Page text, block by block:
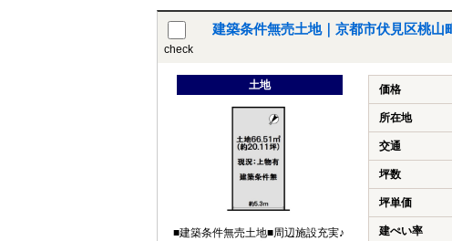
check
建築条件無売土地｜京都市伏見区桃山
土地
■建築条件無売土地■周辺施設充実♪
価格
所在地
交通
坪数
坪単価
建ぺい率